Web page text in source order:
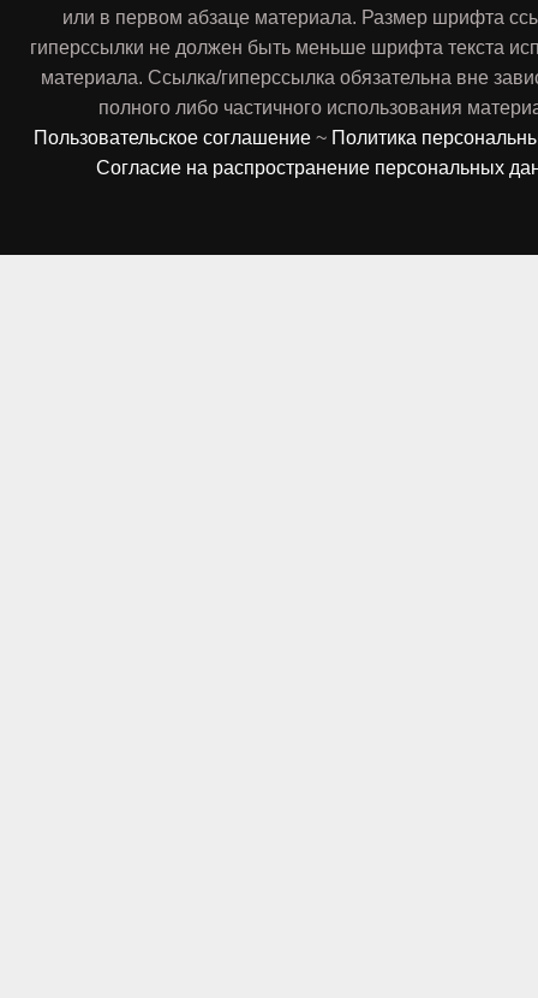
или в первом абзаце материала. Размер шрифта
гиперссылки не должен быть меньше шрифта текста
материала. Ссылка/гиперссылка обязательна вне
полного либо частичного использования
Пользовательское соглашение ~ Политика
Согласие на распространение персональных